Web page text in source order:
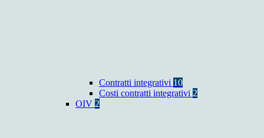
Contratti integrativi 10
Costi contratti integrativi 2
OIV 2